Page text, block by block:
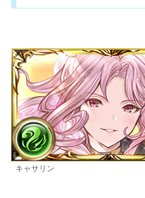
キャサリン